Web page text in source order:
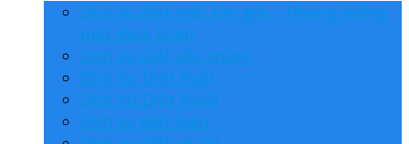
Dịch vụ diệt mối tận gốc – Phòng chống
mối công trình
Dịch vụ diệt côn trùng
Dịch Vụ Diệt Ruồi
Dịch Vụ Diệt Muỗi
Dịch vụ diệt kiến